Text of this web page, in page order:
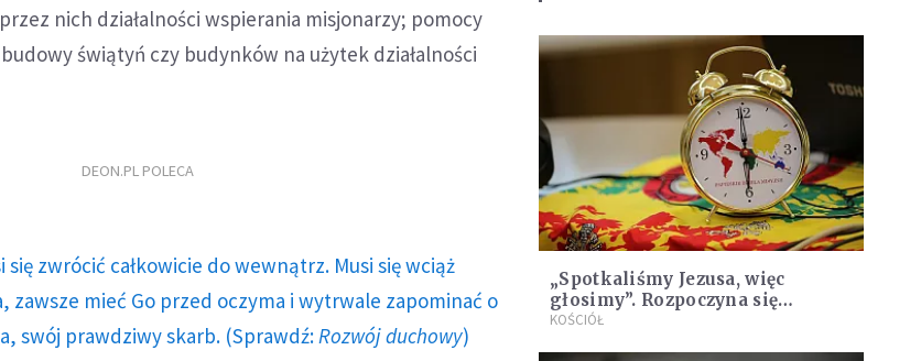
nich działalności wspierania misjonarzy; pomocy
świątyń czy budynków na użytek działalności
DEON.PL POLECA
się zwrócić całkowicie do wewnątrz. Musi się wciąż
zawsze mieć Go przed oczyma i wytrwale zapominać o
swój prawdziwy skarb. (Sprawdź: Rozwój duchowy)
„Spotkaliśmy Jezusa, więc
głosimy”. Rozpoczyna się
Tydzień Misyjny
KOŚCIÓŁ